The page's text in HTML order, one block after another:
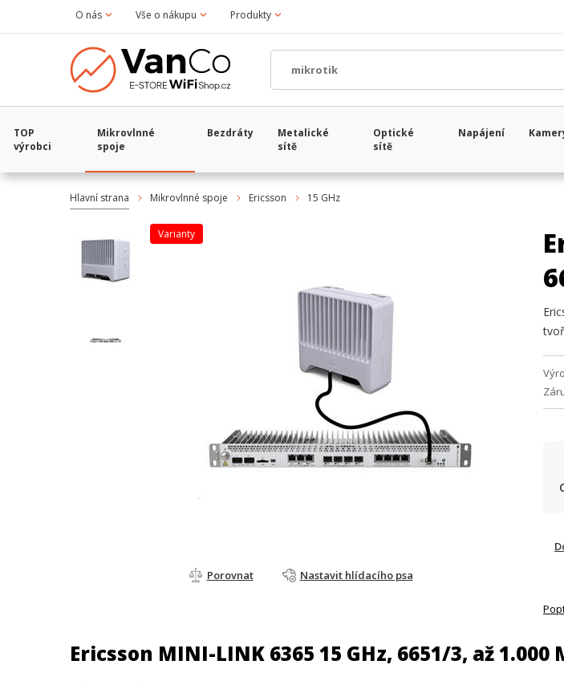
O nás Vše o nákupu Produkty
TOP
výrobci
Mikrovlnné
spoje
Bezdráty
Metalické
sítě
Optické
sítě
Napájení
Hlavní strana Mikrovlnné spoje Ericsson 15 GHz
varianty
Porovnat Nastavit hlídacího psa
Ericsson MINI-LINK 6365 15 GHz, 6651/3, až